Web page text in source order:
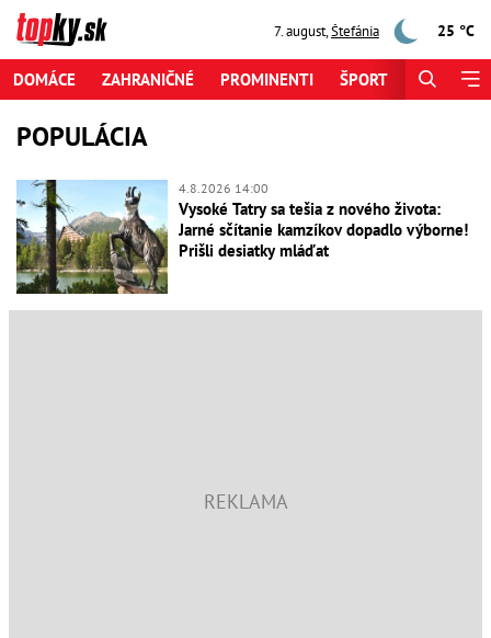
7. august,Štefánia 25 °C
DOMÁCE ZAHRANIČNÉ PROMINENTI ŠPORT
POPULÁCIA
4.8.2026 14:00
Vysoké Tatry sa tešia z nového života:
Jarné sčítanie kamzíkov dopadlo výborne!
Prišli desiatky mláďat